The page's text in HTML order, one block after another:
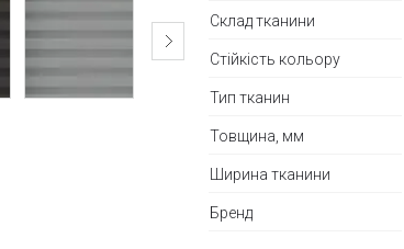
Склад тканини
Стійкість кольору
Тип тканин
Товщина, мм
Ширина тканини
Бренд